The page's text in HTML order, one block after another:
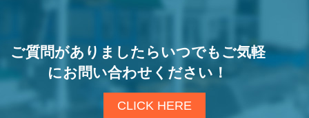
ご質問がありましたらいつでもご気軽
にお問い合わせください！
CLICK HERE